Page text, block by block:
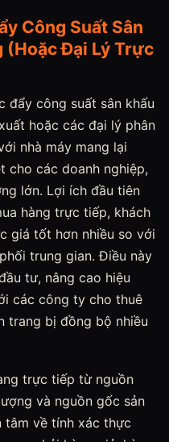
Công Suất Sân
(Hoặc Đại Lý Trực
đẩy công suất sân khấu
hoặc các đại lý phân
nhà máy mang lại
cho các doanh nghiệp,
lớn. Lợi ích đầu tiên
hàng trực tiếp, khách
giá tốt hơn nhiều so với
trung gian. Điều này
tư, nâng cao hiệu
các công ty cho thuê
trang bị đồng bộ nhiều
trực tiếp từ nguồn
và nguồn gốc sản
tâm về tính xác thực